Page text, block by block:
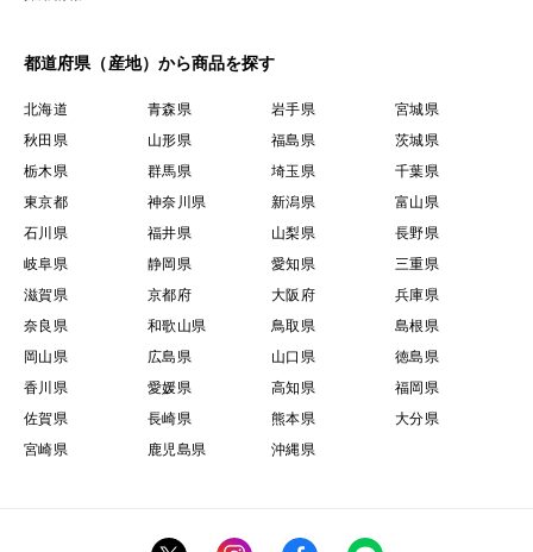
都道府県（産地）から商品を探す
北海道 青森県 岩手県
宮城県
秋田県
山形県 福島県
茨城県
栃木県
群馬県 埼玉県
千葉県
東京都
神奈川県 新潟県
富山県
石川県
福井県 山梨県
長野県
岐阜県
静岡県 愛知県
三重県
滋賀県
京都府 大阪府
兵庫県
奈良県
和歌山県 鳥取県
島根県
岡山県
広島県 山口県
徳島県
香川県
愛媛県 高知県
福岡県
佐賀県
長崎県 熊本県
大分県
宮崎県
鹿児島県 沖縄県